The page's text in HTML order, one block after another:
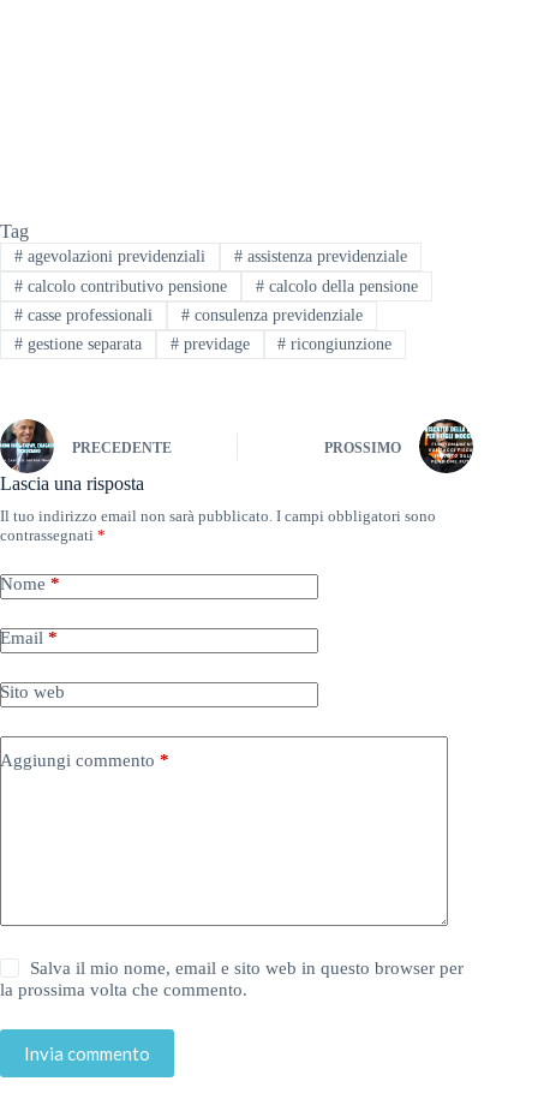
Tag
#agevolazioni previdenziali #assistenza previdenziale
#calcolo contributivo pensione #calcolo della pensione
#casse professionali #consulenza previdenziale
#gestione separata #previdage # ricongiunzione
PRECEDENTE PROSSIMO
Lascia una risposta
Il tuo indirizzo email non sarà pubblicato. I campi obbligatori sono
contrassegnati *
Nome *
Email *
Sito web
Aggiungi commento *
Salva il mio nome, email e sito web in questo browser per
la prossima volta che commento.
Invia commento